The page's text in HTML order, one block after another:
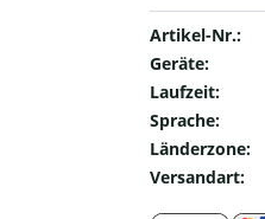
Artikel-Nr.:
Geräte:
Laufzeit:
Sprache:
Länderzone:
Versandart: